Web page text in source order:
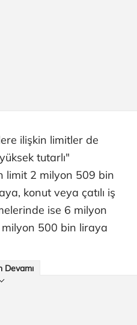
ilişkin limitler de
tutarlı"
limit 2 milyon 509 bin
konut veya çatılı iş
ise 6 milyon
500 bin liraya
Devamı